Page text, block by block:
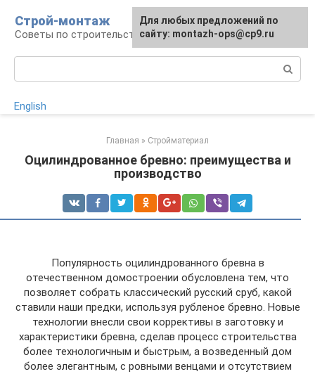
контенту
Строй-монтаж
Советы по строительству
English
Главная » Стройматериал
Оцилиндрованное бревно: преимущества и
производство
Популярность оцилиндрованного бревна в
отечественном домостроении обусловлена тем, что
позволяет собрать классический русский сруб, какой
ставили наши предки, используя рубленое бревно. Новые
технологии внесли свои коррективы в заготовку и
характеристики бревна, сделав процесс строительства
более технологичным и быстрым, а возведенный дом
более элегантным, с ровными венцами и отсутствием
Для любых предложений по
сайту: montazh-ops@cp9.ru